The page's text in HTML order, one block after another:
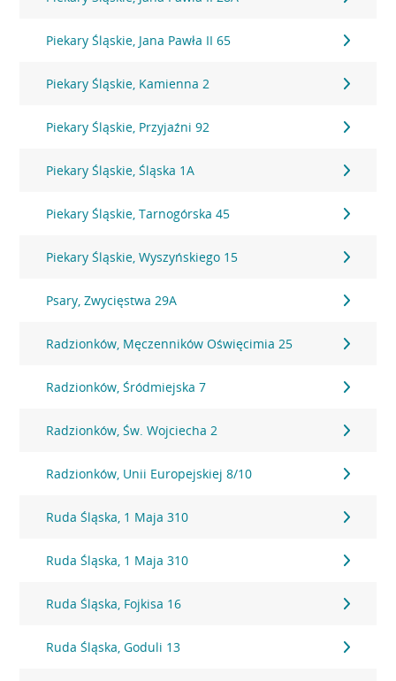
Piekary Śląskie, Jana Pawła II 65
Piekary Śląskie, Kamienna 2
Piekary Śląskie, Przyjaźni 92
Piekary Śląskie, Śląska 1A
Piekary Śląskie, Tarnogórska 45
Piekary Śląskie, Wyszyńskiego 15
Psary, Zwycięstwa 29A
Radzionków, Męczenników Oświęcimia 25
Radzionków, Śródmiejska 7
Radzionków, Św. Wojciecha 2
Radzionków, Unii Europejskiej 8/10
Ruda Śląska, 1 Maja 310
Ruda Śląska, 1 Maja 310
Ruda Śląska, Fojkisa 16
Ruda Śląska, Goduli 13